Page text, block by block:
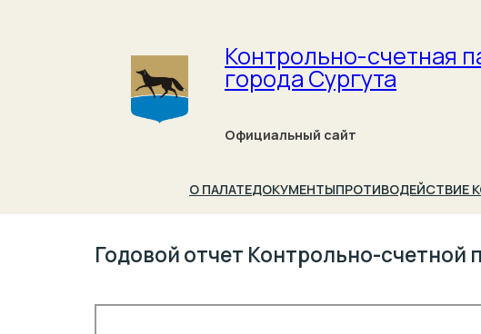
Контрольно-счетная
города Сургута
Официальный сайт
О ПАЛАТЕДОКУМЕНТЫПРОТИВОДЕЙСТВИЕ
Годовой отчет Контрольно-счетной